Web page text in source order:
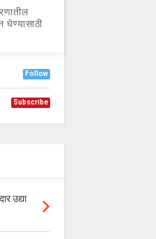
घेण्यासाठी
Follow
Subscribe
उद्या